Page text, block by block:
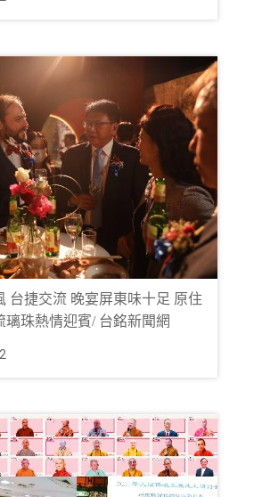
台捷交流 晚宴屏東味十足 原住
璃珠熱情迎賓/ 台銘新聞網